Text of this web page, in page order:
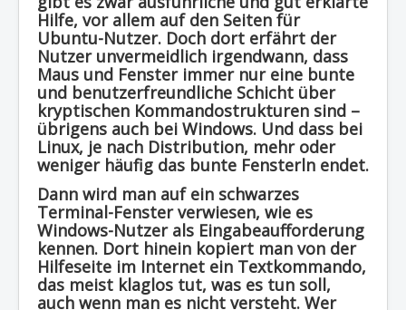
Hilfe, vor allem auf den Seiten für
Ubuntu-Nutzer. Doch dort erfährt der
Nutzer unvermeidlich irgendwann, dass
Maus und Fenster immer nur eine bunte
und benutzerfreundliche Schicht über
kryptischen Kommandostrukturen sind –
übrigens auch bei Windows. Und dass bei
Linux, je nach Distribution, mehr oder
weniger häufig das bunte Fensterln endet.
Dann wird man auf ein schwarzes
Terminal-Fenster verwiesen, wie es
Windows-Nutzer als Eingabeaufforderung
kennen. Dort hinein kopiert man von der
Hilfeseite im Internet ein Textkommando,
das meist klaglos tut, was es tun soll,
auch wenn man es nicht versteht. Wer